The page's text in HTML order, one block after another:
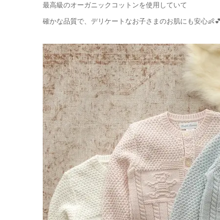
最高級のオーガニックコットンを使用していて
確かな品質で、デリケートなお子さまのお肌にも安心